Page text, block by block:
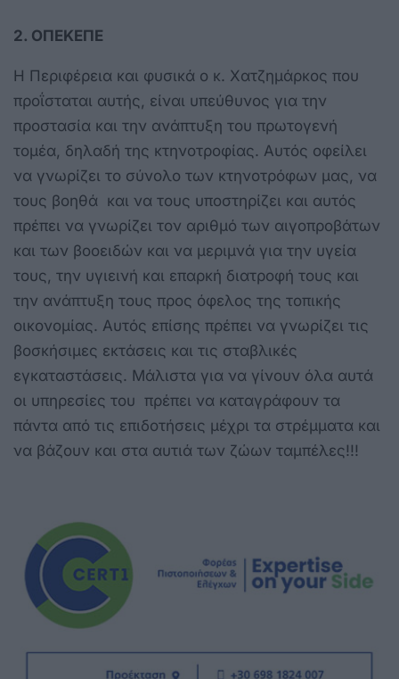
2. ΟΠΕΚΕΠΕ
Η Περιφέρεια και φυσικά ο κ. Χατζημάρκος που
προΐσταται αυτής, είναι υπεύθυνος για την
προστασία και την ανάπτυξη του πρωτογενή
τομέα, δηλαδή της κτηνοτροφίας. Αυτός οφείλει
να γνωρίζει το σύνολο των κτηνοτρόφων μας, να
τους βοηθά και να τους υποστηρίζει και αυτός
πρέπει να γνωρίζει τον αριθμό των αιγοπροβάτων
και των βοοειδών και να μεριμνά για την υγεία
τους, την υγιεινή και επαρκή διατροφή τους και
την ανάπτυξη τους προς όφελος της τοπικής
οικονομίας. Αυτός επίσης πρέπει να γνωρίζει τις
βοσκήσιμες εκτάσεις και τις σταβλικές
εγκαταστάσεις. Μάλιστα για να γίνουν όλα αυτά
οι υπηρεσίες του πρέπει να καταγράφουν τα
πάντα από τις επιδοτήσεις μέχρι τα στρέμματα και
να βάζουν και στα αυτιά των ζώων ταμπέλες!!!